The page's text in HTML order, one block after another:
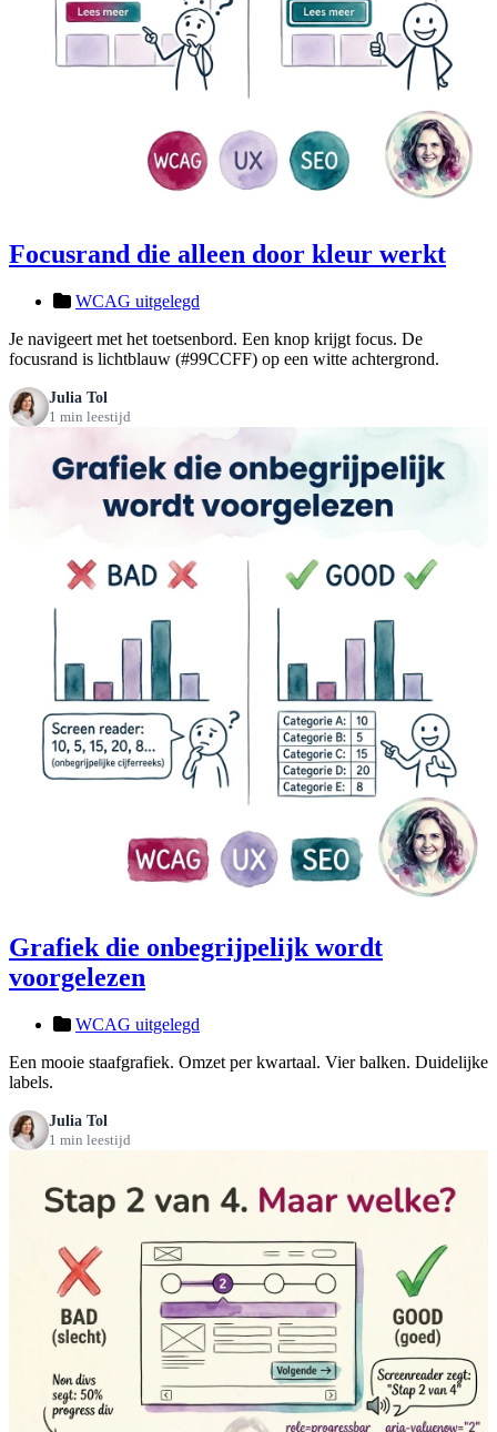
Focusrand die alleen door kleur werkt
WCAG uitgelegd
Je navigeert met het toetsenbord. Een knop krijgt focus. De
focusrand is lichtblauw (#99CCFF) op een witte achtergrond.
Julia Tol
1 min leestijd
Grafiek die onbegrijpelijk wordt
voorgelezen
WCAG uitgelegd
Een mooie staafgrafiek. Omzet per kwartaal. Vier balken. Duidelijke
labels.
Julia Tol
1 min leestijd